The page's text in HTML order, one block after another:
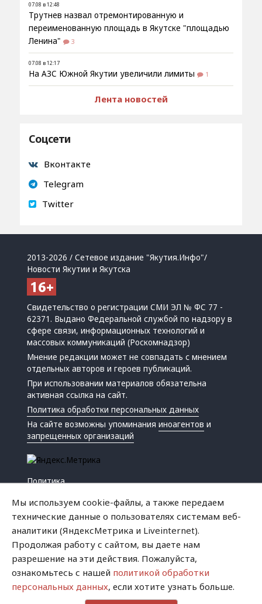
07.08 в 12:48
Трутнев назвал отремонтированную и
переименованную площадь в Якутске "площадью
Ленина"
3
07.08 в 12:17
На АЗС Южной Якутии увеличили лимиты 1
Лента новостей
Соцсети
Вконтакте
Telegram
Twitter
2013-2026 / Сетевое издание "Якутия.Инфо"/
Новости Якутии и Якутска
Свидетельство о регистрации СМИ ЭЛ № ФС 77 -
62371. Выдано Федеральной службой по надзору в
сфере связи, информационных технологий и
массовых коммуникаций (Роскомнадзор)
Мнение редакции может не совпадать с мнением
отдельных авторов и героев публикаций.
При использовании материалов обязательна
активная ссылка на сайт.
Политика обработки персональных данных
На сайте возможны упоминанияиноагентов и
запрещенных организаций
Политика
Криминал
Успех
Хватит это терпеть
Мы используем cookie-файлы, а также передаем
технические данные о пользователях системам веб-
аналитики (ЯндексМетрика и Liveinternet).
Продолжая работу с сайтом, вы даете нам
разрешение на эти действия. Пожалуйста,
ознакомьтесь с нашей политикой обработки
персональных данных, если хотите узнать больше.